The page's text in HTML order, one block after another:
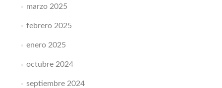
marzo 2025
febrero 2025
enero 2025
octubre 2024
septiembre 2024